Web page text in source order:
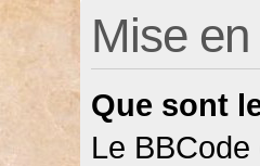
Mise
Que sont
Le